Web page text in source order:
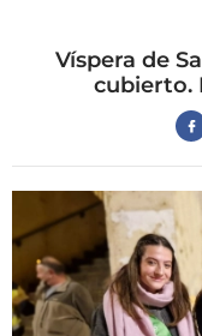
Víspera de
cubierto.